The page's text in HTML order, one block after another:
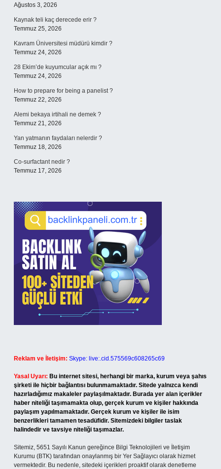
Ağustos 3, 2026
Kaynak teli kaç derecede erir ?
Temmuz 25, 2026
Kavram Üniversitesi müdürü kimdir ?
Temmuz 24, 2026
28 Ekim’de kuyumcular açık mı ?
Temmuz 24, 2026
How to prepare for being a panelist ?
Temmuz 22, 2026
Alemi bekaya irtihali ne demek ?
Temmuz 21, 2026
Yan yatmanın faydaları nelerdir ?
Temmuz 18, 2026
Co-surfactant nedir ?
Temmuz 17, 2026
Reklam ve İletişim: Skype: live:.cid.575569c608265c69
Yasal Uyarı: Bu internet sitesi, herhangi bir marka, kurum veya şahıs
şirketi ile hiçbir bağlantısı bulunmamaktadır. Sitede yalnızca kendi
hazırladığımız makaleler paylaşılmaktadır. Burada yer alan içerikler
haber niteliği taşımamakta olup, gerçek kurum ve kişiler hakkında
paylaşım yapılmamaktadır. Gerçek kurum ve kişiler ile isim
benzerlikleri tamamen tesadüfidir. Sitemizdeki bilgiler taslak
halindedir ve tavsiye niteliği taşımazlar.
Sitemiz, 5651 Sayılı Kanun gereğince Bilgi Teknolojileri ve İletişim
Kurumu (BTK) tarafından onaylanmış bir Yer Sağlayıcı olarak hizmet
vermektedir. Bu nedenle, sitedeki içerikleri proaktif olarak denetleme